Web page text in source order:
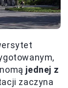
jednej z
zaczyna